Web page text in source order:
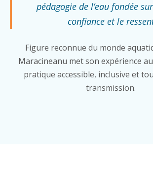
pédagogie de l’eau fondée
confiance et le
Figure reconnue du monde
Maracineanu met son expérience au
pratique accessible, inclusive et
transmission.